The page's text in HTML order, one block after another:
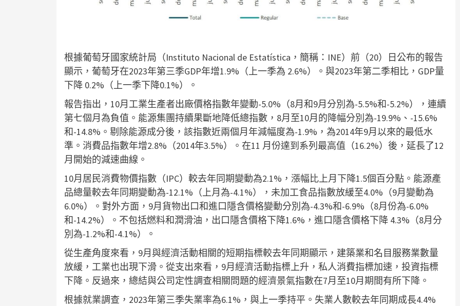
根據葡萄牙國家統計局（Instituto Nacional de Estatística，簡稱：INE）前（20）日公布的報告
顯示，葡萄牙在2023年第三季GDP年增1.9%（上一季為 2.6%）。與2023年第二季相比，GDP量
下降 0.2%（上一季下降0.1%）。
報告指出，10月工業生產者出廠價格指數年變動-5.0%（8月和9月分別為-5.5%和-5.2%），連續
第七個月為負值。能源集團持續果斷地降低總指數，8月至10月的降幅分別為-19.9%、-15.6%
和-14.8%。剔除能源成分後，該指數近兩個月年減幅度為-1.9%，為2014年9月以來的最低水
準。消費品指數年增2.8%（2014年3.5%）。在11 月份達到系列最高值（16.2%）後，延長了12
月開始的減速曲線。
10月居民消費物價指數（IPC）較去年同期變動為2.1%，漲幅比上月下降1.5個百分點。能源產
品總量較去年同期變動為-12.1%（上月為-4.1%），未加工食品指數放緩至4.0%（9月變動為
6.0%）。對外方面，9月貨物出口和進口隱含價格變動分別為-4.3%和-6.9%（8月份為-6.0%
和-14.2%）。不包括燃料和潤滑油，出口隱含價格下降1.6%，進口隱含價格下降 4.3%（8月分
別為-1.2%和-4.1%）。
從生產角度來看，9月與經濟活動相關的短期指標較去年同期顯示，建築業和名目服務業數量
放緩，工業也出現下滑。從支出來看，9月經濟活動指標上升，私人消費指標加速，投資指標
下降。反過來，總結與公司定性調查相關問題的經濟景氣指數在7月至10月期間有所下降。
根據就業調查，2023年第三季失業率為6.1%，與上一季持平。失業人數較去年同期成長4.4%